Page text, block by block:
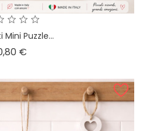
Puzzle...
€Prezzo